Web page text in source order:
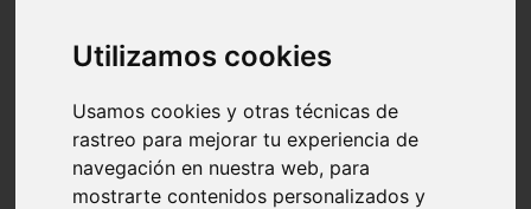
Utilizamos cookies
Usamos cookies y otras técnicas de
rastreo para mejorar tu experiencia de
navegación en nuestra web, para
mostrarte contenidos personalizados y
c tierra de fuego
c tucuman
carmen
category
destinos
gijon
lanzarote